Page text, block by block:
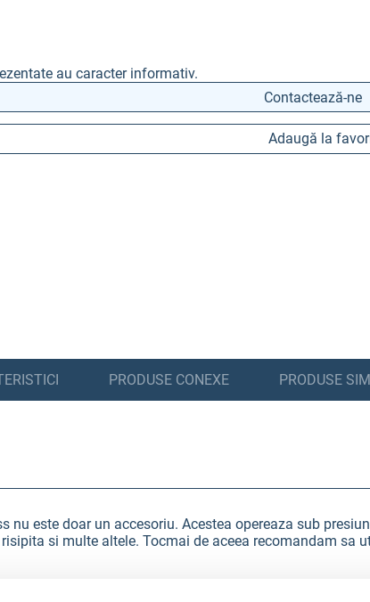
au caracter informativ.
Contactează-ne
Adaugă la
PRODUSE CONEXE PRODUSE
nu este doar un accesoriu. Acestea opereaza sub
si multe altele. Tocmai de aceea recomandam sa